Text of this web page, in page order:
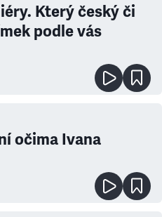
Který český či
podle vás
očima Ivana